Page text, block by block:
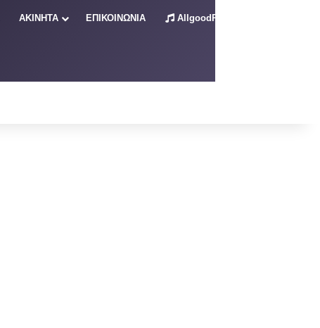
ΑΚΙΝΗΤΑ ΕΠΙΚΟΙΝΩΝΙΑ AllgoodRadio – Live